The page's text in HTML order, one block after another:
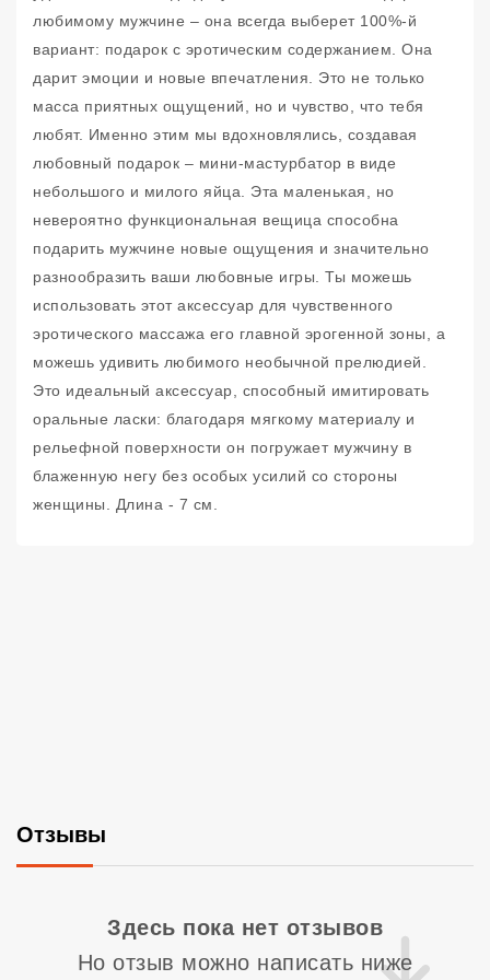
любимому мужчине – она всегда выберет 100%-й
вариант: подарок с эротическим содержанием. Она
дарит эмоции и новые впечатления. Это не только
масса приятных ощущений, но и чувство, что тебя
любят. Именно этим мы вдохновлялись, создавая
любовный подарок – мини-мастурбатор в виде
небольшого и милого яйца. Эта маленькая, но
невероятно функциональная вещица способна
подарить мужчине новые ощущения и значительно
разнообразить ваши любовные игры. Ты можешь
использовать этот аксессуар для чувственного
эротического массажа его главной эрогенной зоны, а
можешь удивить любимого необычной прелюдией.
Это идеальный аксессуар, способный имитировать
оральные ласки: благодаря мягкому материалу и
рельефной поверхности он погружает мужчину в
блаженную негу без особых усилий со стороны
женщины. Длина - 7 см.
Отзывы
Здесь пока нет отзывов
Но отзыв можно написать ниже